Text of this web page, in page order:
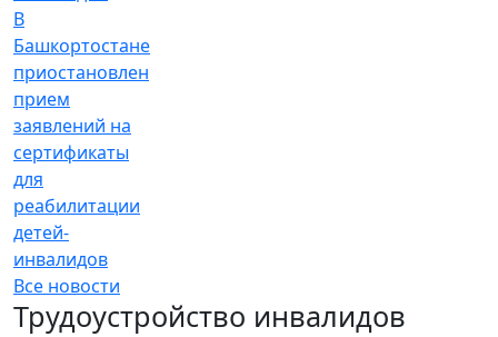
В
Башкортостане
приостановлен
прием
заявлений на
сертификаты
для
реабилитации
детей-
инвалидов
Все новости
Трудоустройство инвалидов